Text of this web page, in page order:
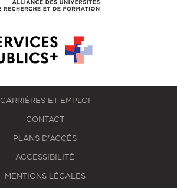
CARRIÈRES ET EMPLOI
CONTACT
PLANS D'ACCÈS
ACCESSIBILITÉ
MENTIONS LÉGALES